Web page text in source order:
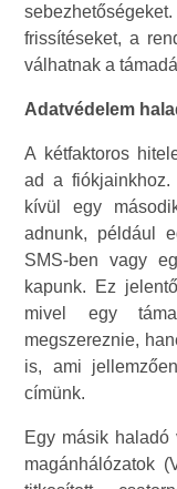
frissítéseket, a
válhatnak a
Adatvédelem
A kétfaktoros
ad a
kívül egy
adnunk, például
SMS-ben vagy
kapunk. Ez
mivel egy
megszereznie,
is, ami
címünk.
Egy másik haladó
magánhálózatok